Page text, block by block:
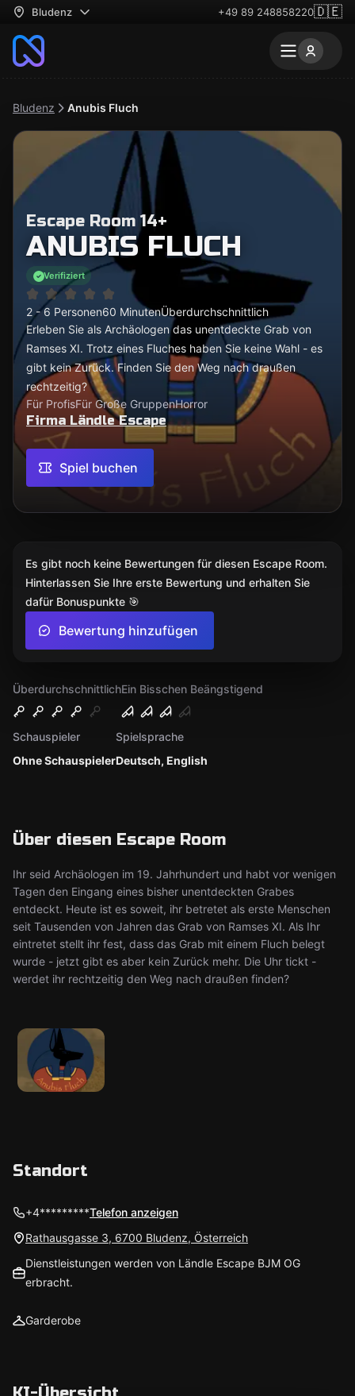
Bludenz +49 89 248858220🇩🇪
Bludenz Anubis Fluch
Escape Room 14+
ANUBIS FLUCH
Verifiziert
2 - 6 Personen60 MinutenÜberdurchschnittlich
Erleben Sie als Archäologen das unentdeckte Grab von
Ramses XI. Trotz eines Fluches haben Sie keine Wahl - es
gibt kein Zurück. Finden Sie den Weg nach draußen
rechtzeitig?
Für ProfisFür Große GruppenHorror
Firma Ländle Escape
Spiel buchen
ÜberdurchschnittlichEin Bisschen Beängstigend
Ohne Schauspieler
Schauspieler
Deutsch, English
Spielsprache
Über diesen Escape Room
Ihr seid Archäologen im 19. Jahrhundert und habt vor wenigen
Tagen den Eingang eines bisher unentdeckten Grabes
entdeckt. Heute ist es soweit, ihr betretet als erste Menschen
seit Tausenden von Jahren das Grab von Ramses XI. Als Ihr
eintretet stellt ihr fest, dass das Grab mit einem Fluch belegt
wurde - jetzt gibt es aber kein Zurück mehr. Die Uhr tickt -
werdet ihr rechtzeitig den Weg nach draußen finden?
Es gibt noch keine Bewertungen für diesen Escape Room.
Hinterlassen Sie Ihre erste Bewertung und erhalten Sie
dafür Bonuspunkte 🎯
Bewertung hinzufügen
Standort
+4*********Telefon anzeigen
Rathausgasse 3, 6700 Bludenz, Österreich
Dienstleistungen werden von Ländle Escape BJM OG
erbracht.
Garderobe